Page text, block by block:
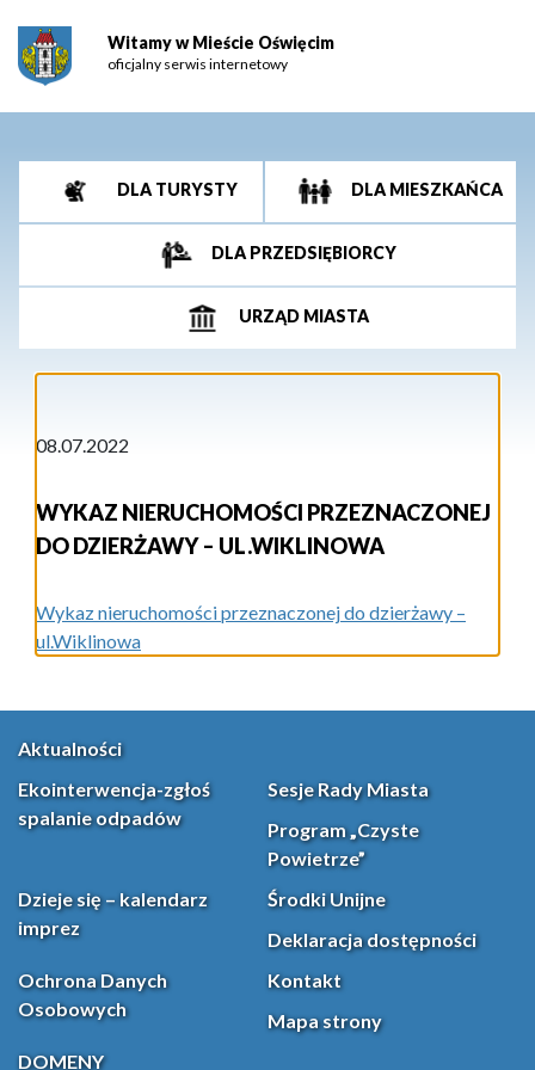
Witamy w Mieście Oświęcim
oficjalny serwis internetowy
DLA TURYSTY DLA MIESZKAŃCA
DLA PRZEDSIĘBIORCY
URZĄD MIASTA
08.07.2022
WYKAZ NIERUCHOMOŚCI PRZEZNACZONEJ
DO DZIERŻAWY – UL.WIKLINOWA
Wykaz nieruchomości przeznaczonej do dzierżawy –
ul.Wiklinowa
Aktualności
Ekointerwencja-zgłoś
spalanie odpadów
Sesje Rady Miasta
Program „Czyste
Powietrze”
Dzieje się – kalendarz
imprez
Środki Unijne
Deklaracja dostępności
Ochrona Danych
Osobowych
Kontakt
Mapa strony
DOMENY